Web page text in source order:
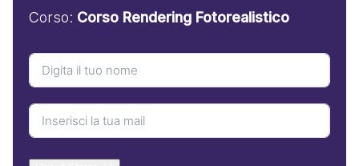
Corso: Corso Rendering Fotorealistico